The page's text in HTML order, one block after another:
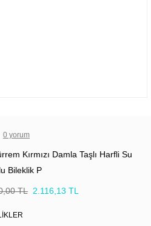
0 yorum
Kırmızı Damla Taşlı Harfli Su
Bileklik P
TL 2.116,13 TL